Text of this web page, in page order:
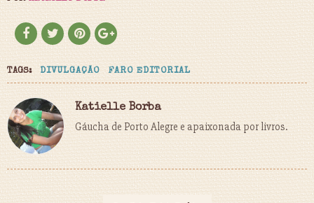
TAGS: DIVULGAÇÃO FARO EDITORIAL
Katielle Borba
Gáucha de Porto Alegre e apaixonada por livros.